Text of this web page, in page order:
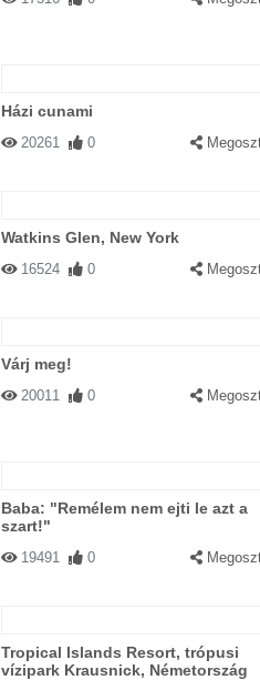
Házi cunami
20261 0
Watkins Glen, New York
16524 0
Várj meg!
20011 0
Baba: "Remélem nem ejti le azt a
szart!"
19491 0
Tropical Islands Resort, trópusi
vízipark Krausnick, Németország